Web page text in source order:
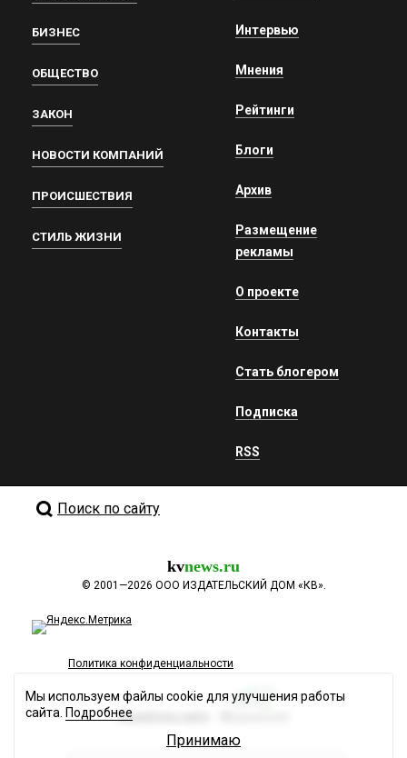
БИЗНЕС
ОБЩЕСТВО
ЗАКОН
НОВОСТИ КОМПАНИЙ
ПРОИСШЕСТВИЯ
СТИЛЬ ЖИЗНИ
Интервью
Мнения
Рейтинги
Блоги
Архив
Размещение
рекламы
О проекте
Контакты
Стать блогером
Подписка
RSS
Поиск по сайту
kvnews.ru
© 2001—2026 ООО ИЗДАТЕЛЬСКИЙ ДОМ «КВ».
Политика конфиденциальности
Разработка сайта
Мы используем файлы cookie для улучшения работы
сайта. Подробнее
Принимаю